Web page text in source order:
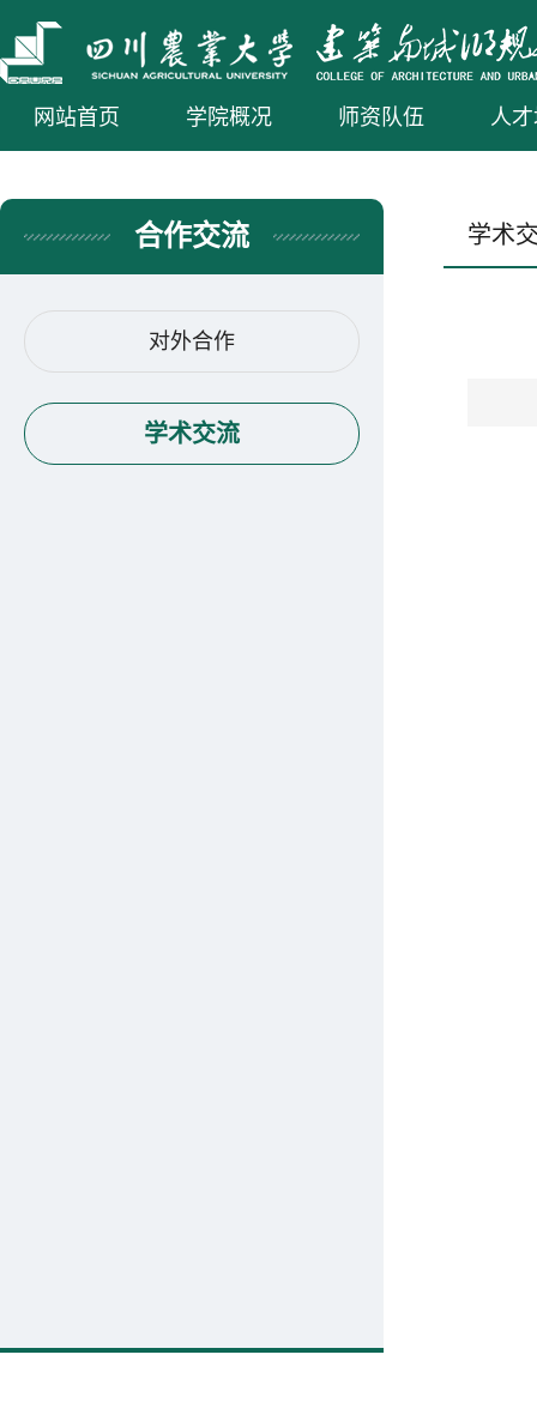
网站首页 学院概况 师资队伍 人
合作交流
对外合作
学术交流
学术